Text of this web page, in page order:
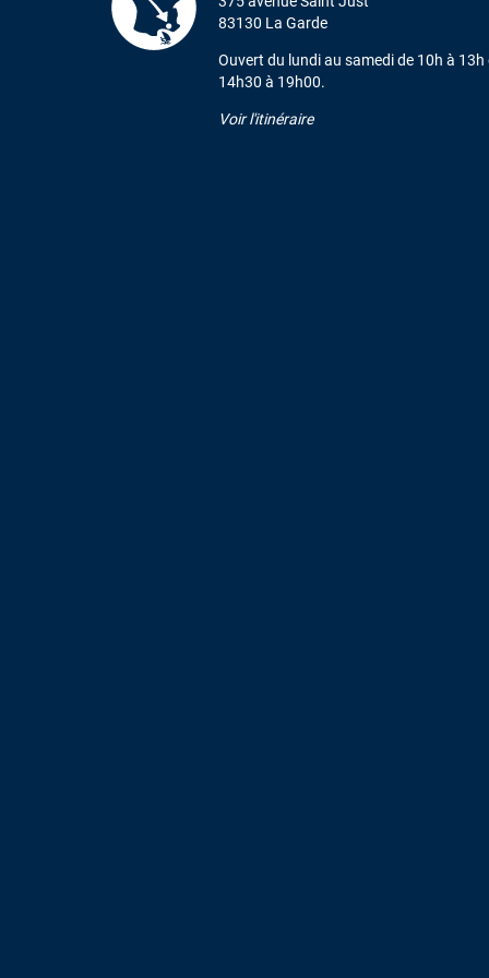
83130 La Garde
Ouvert du lundi au samedi de 10h à 13h
14h30 à 19h00.
Voir l'itinéraire